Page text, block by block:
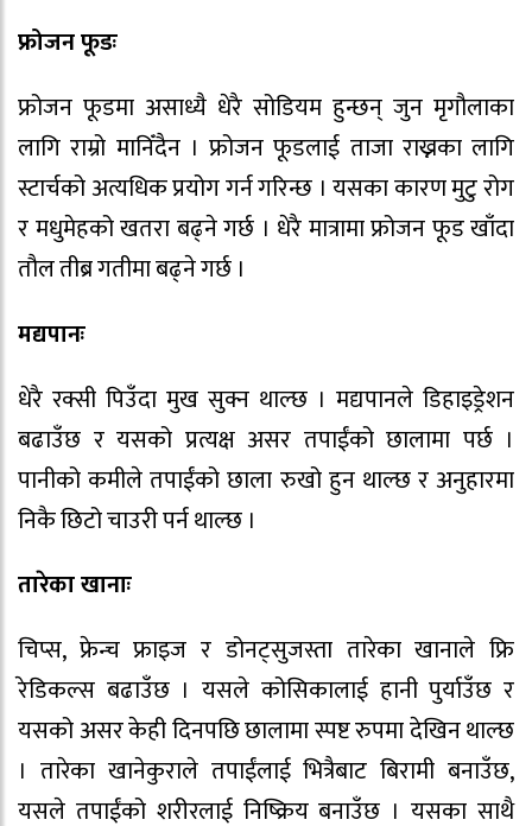
फ्रोजन फूडः
फ्रोजन फूडमा असाध्यै धेरै सोडियम हुन्छन् जुन मृगौलाका
लागि राम्रो मानिँदैन । फ्रोजन फूडलाई ताजा राख्नका लागि
स्टार्चको अत्यधिक प्रयोग गर्न गरिन्छ । यसका कारण मुटु रोग
र मधुमेहको खतरा बढ्ने गर्छ । धेरै मात्रामा फ्रोजन फूड खाँदा
तौल तीब्र गतीमा बढ्ने गर्छ ।
मद्यपानः
धेरै रक्सी पिउँदा मुख सुक्न थाल्छ । मद्यपानले डिहाइड्रेशन
बढाउँछ र यसको प्रत्यक्ष असर तपाईंको छालामा पर्छ ।
पानीको कमीले तपाईंको छाला रुखो हुन थाल्छ र अनुहारमा
निकै छिटो चाउरी पर्न थाल्छ ।
तारेका खानाः
चिप्स, फ्रेन्च फ्राइज र डोनट्सुजस्ता तारेका खानाले फ्रि
रेडिकल्स बढाउँछ । यसले कोसिकालाई हानी पुर्याउँछ र
यसको असर केही दिनपछि छालामा स्पष्ट रुपमा देखिन थाल्छ
। तारेका खानेकुराले तपाईंलाई भित्रैबाट बिरामी बनाउँछ,
यसले तपाईंको शरीरलाई निष्क्रिय बनाउँछ । यसका साथै